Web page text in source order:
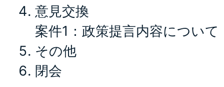
意見交換
案件1：政策提言内容について
その他
閉会